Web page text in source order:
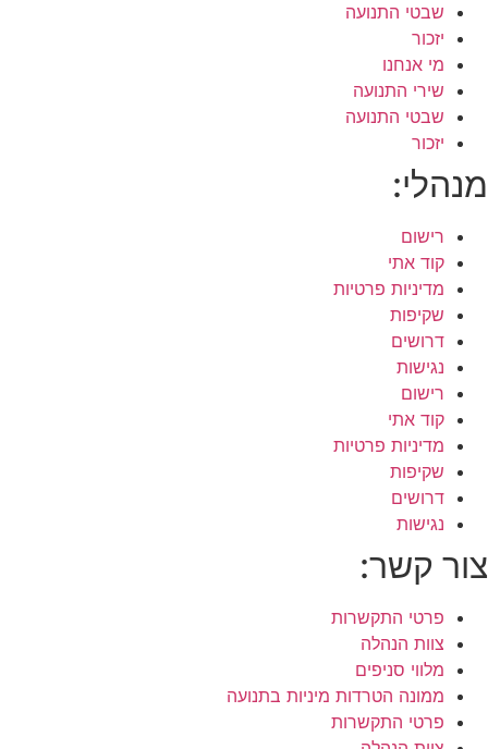
שבטי התנועה
יזכור
מי אנחנו
שירי התנועה
שבטי התנועה
יזכור
מנהלי:
רישום
קוד אתי
מדיניות פרטיות
שקיפות
דרושים
נגישות
רישום
קוד אתי
מדיניות פרטיות
שקיפות
דרושים
נגישות
צור קשר:
פרטי התקשרות
צוות הנהלה
מלווי סניפים
ממונה הטרדות מיניות בתנועה
פרטי התקשרות